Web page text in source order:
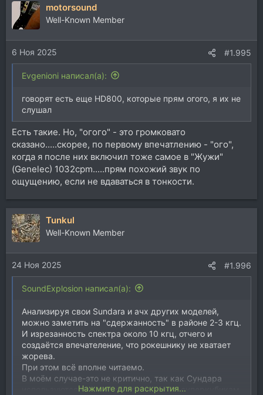
motorsound
Well-Known Member
6 Ноя 2025 #1.995
Evgenioni написал(а):
говорят есть еще HD800, которые прям огого, я их не
слушал
Есть такие. Но, "огого" - это громковато
сказано.....скорее, по первому впечатлению - "ого",
когда я после них включил тоже самое в "Жужи"
(Genelec) 1032cpm.....прям похожий звук по
ощущению, если не вдаваться в тонкости.
Tunkul
Well-Known Member
24 Ноя 2025 #1.996
SoundExplosion написал(а):
Анализируя свои Sundara и ачх других моделей,
можно заметить на "сдержанность" в районе 2-3 кгц.
И изрезанность спектра около 10 кгц, отчего и
создаётся впечателение, что рокешнику не хватает
жорева.
При этом всё вполне читаемо.
В моём случае-это не критично, так как Сундара
используются как доп контроль низа к суперкубикам.
Нажмите для раскрытия...